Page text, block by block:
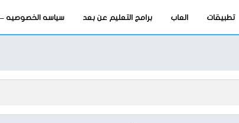
تطبيقات العاب برامج التعليم عن بعد سياسه الخصوصيه – privacy-policy